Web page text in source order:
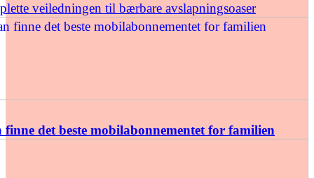
veiledningen til bærbare avslapningsoaser
det beste mobilabonnementet for familien